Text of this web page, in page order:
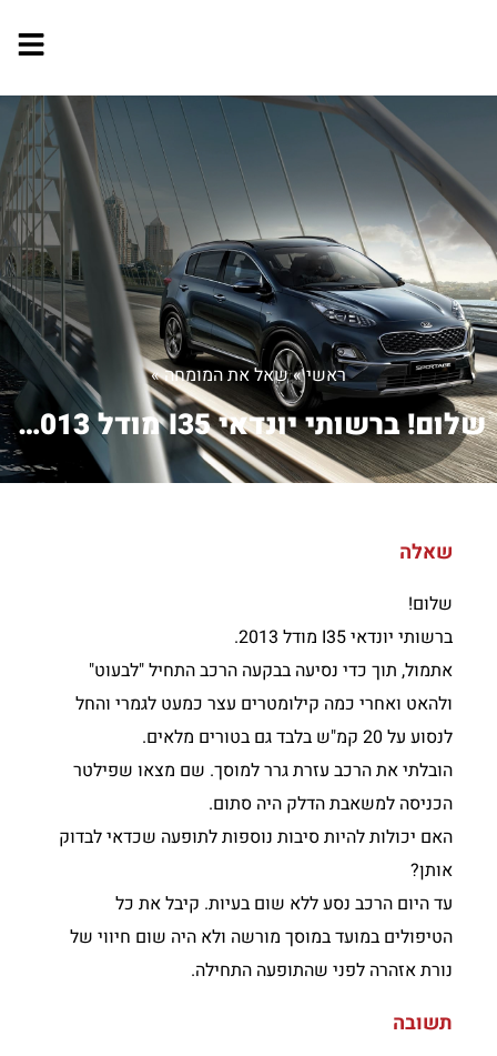
ראשי»שאל את המומחה»
שלום! ברשותי יונדאי I35 מודל 2013. ...
שאלה
שלום!
ברשותי יונדאי I35 מודל 2013.
אתמול, תוך כדי נסיעה בבקעה הרכב התחיל "לבעוט"
ולהאט ואחרי כמה קילומטרים עצר כמעט לגמרי והחל
לנסוע על 20 קמ"ש בלבד גם בטורים מלאים.
הובלתי את הרכב עזרת גרר למוסך. שם מצאו שפילטר
הכניסה למשאבת הדלק היה סתום.
האם יכולות להיות סיבות נוספות לתופעה שכדאי לבדוק
אותן?
עד היום הרכב נסע ללא שום בעיות. קיבל את כל
הטיפולים במועד במוסך מורשה ולא היה שום חיווי של
נורת אזהרה לפני שהתופעה התחילה.
תשובה